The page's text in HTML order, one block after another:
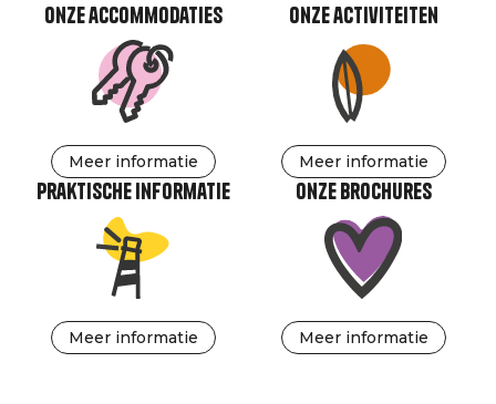
Onze accommodaties
Meer informatie
Onze activiteiten
Meer informatie
Praktische informatie
Meer informatie
Onze brochures
Meer informatie